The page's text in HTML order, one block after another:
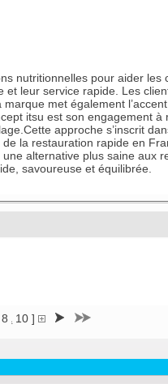
nutritionnelles pour aider
leur service rapide. Les
met également
itsu est son engagement
approche s’inscrit
la restauration rapide en
alternative plus saine aux
savoureuse et équilibrée.
8 10 ]